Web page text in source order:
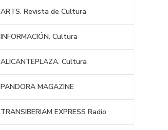
ARTS. Revista de Cultura
INFORMACIÓN. Cultura
ALICANTEPLAZA. Cultura
PANDORA MAGAZINE
TRANSIBERIAM EXPRESS Radio